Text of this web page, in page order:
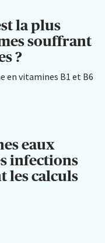
la plus
souffrant
?
en vitamines B1 et B6
eaux
infections
les calculs